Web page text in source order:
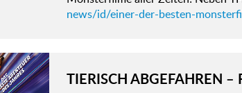
news/id/einer-der-besten-
TIERISCH ABGEFAHREN –